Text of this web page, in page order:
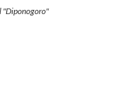
"Diponogoro"